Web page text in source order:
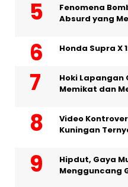
Fenomena
Absurd yang
Honda Supra X
Hoki Lapangan
Memikat dan
Video
Kuningan
Hipdut, Gaya
Mengguncang